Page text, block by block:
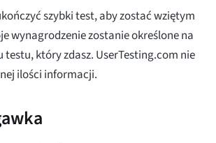
szybki test, aby zostać wziętym
wynagrodzenie zostanie określone na
który zdasz. UserTesting.com nie
ilości informacji.